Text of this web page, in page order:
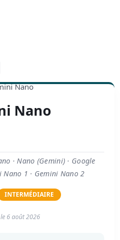
Nano
· Nano (Gemini) · Google
Nano 1 · Gemini Nano 2
INTERMÉDIAIRE
6 août 2026